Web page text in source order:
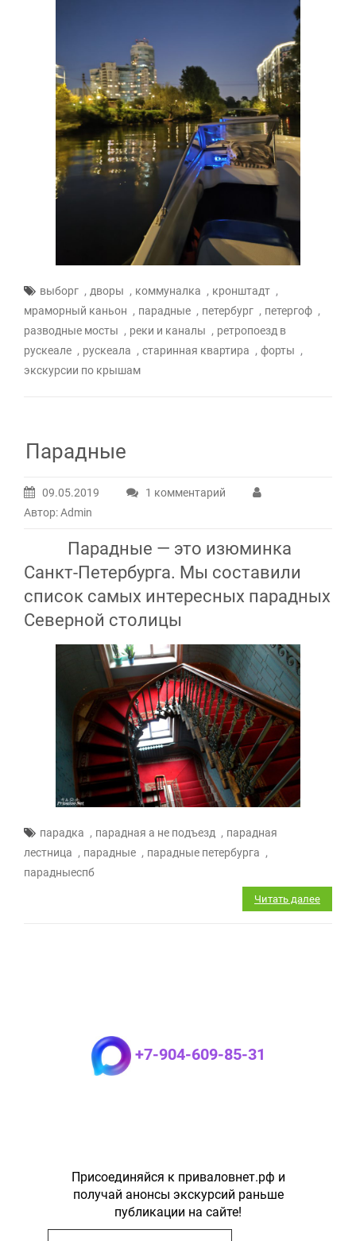
выборг , дворы , коммуналка , кронштадт ,
мраморный каньон , парадные , петербург , петергоф ,
разводные мосты , реки и каналы , ретропоезд в
рускеале , рускеала , старинная квартира , форты ,
экскурсии по крышам
Парадные
09.05.2019 1 комментарий
Автор: Admin
Парадные — это изюминка
Санкт-Петербурга. Мы составили
список самых интересных парадных
Северной столицы
парадка , парадная а не подъезд , парадная
лестница , парадные , парадные петербурга ,
парадныеспб
Читать далее
+7-904-609-85-31
Присоединяйся к приваловнет.рф и
получай анонсы экскурсий раньше
публикации на сайте!